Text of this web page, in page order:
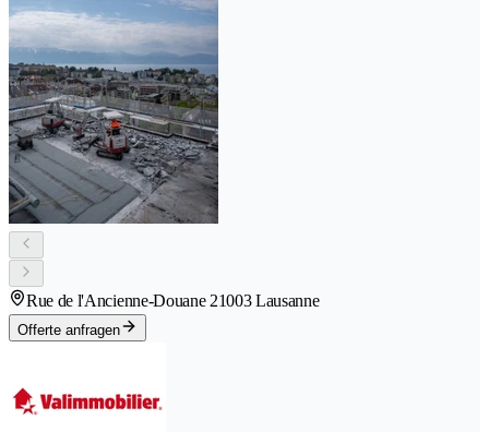
Rue de l'Ancienne-Douane 21003 Lausanne
Offerte anfragen